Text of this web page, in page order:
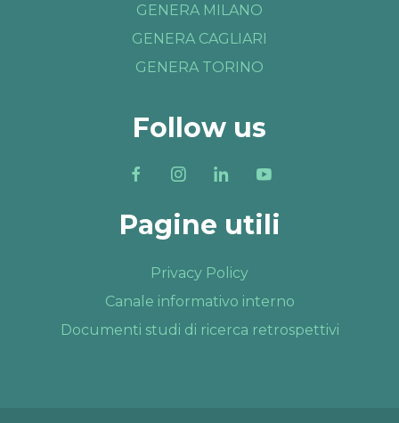
GENERA MILANO
GENERA CAGLIARI
GENERA TORINO
Follow us
Pagine utili
Privacy Policy
Canale informativo interno
Documenti studi di ricerca retrospettivi